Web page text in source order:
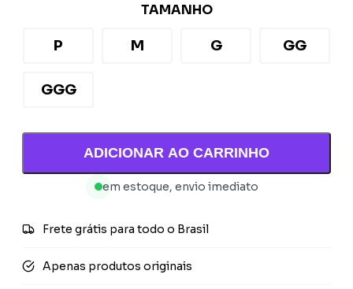
TAMANHO
P M G GG
GGG
ADICIONAR AO CARRINHO
em estoque, envio imediato
Frete grátis para todo o Brasil
Apenas produtos originais